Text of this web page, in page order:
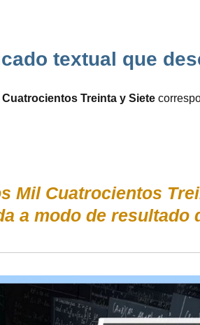
textual que
Cuatrocientos Treinta y Siete
Mil Cuatrocientos
a modo de resultado